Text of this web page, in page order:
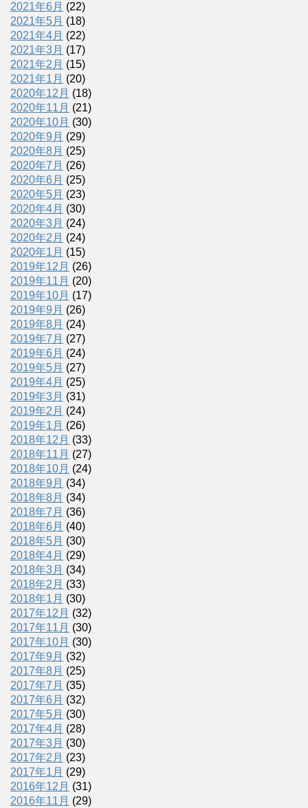
2021年6月 (22)
2021年5月 (18)
2021年4月 (22)
2021年3月 (17)
2021年2月 (15)
2021年1月 (20)
2020年12月 (18)
2020年11月 (21)
2020年10月 (30)
2020年9月 (29)
2020年8月 (25)
2020年7月 (26)
2020年6月 (25)
2020年5月 (23)
2020年4月 (30)
2020年3月 (24)
2020年2月 (24)
2020年1月 (15)
2019年12月 (26)
2019年11月 (20)
2019年10月 (17)
2019年9月 (26)
2019年8月 (24)
2019年7月 (27)
2019年6月 (24)
2019年5月 (27)
2019年4月 (25)
2019年3月 (31)
2019年2月 (24)
2019年1月 (26)
2018年12月 (33)
2018年11月 (27)
2018年10月 (24)
2018年9月 (34)
2018年8月 (34)
2018年7月 (36)
2018年6月 (40)
2018年5月 (30)
2018年4月 (29)
2018年3月 (34)
2018年2月 (33)
2018年1月 (30)
2017年12月 (32)
2017年11月 (30)
2017年10月 (30)
2017年9月 (32)
2017年8月 (25)
2017年7月 (35)
2017年6月 (32)
2017年5月 (30)
2017年4月 (28)
2017年3月 (30)
2017年2月 (23)
2017年1月 (29)
2016年12月 (31)
2016年11月 (29)